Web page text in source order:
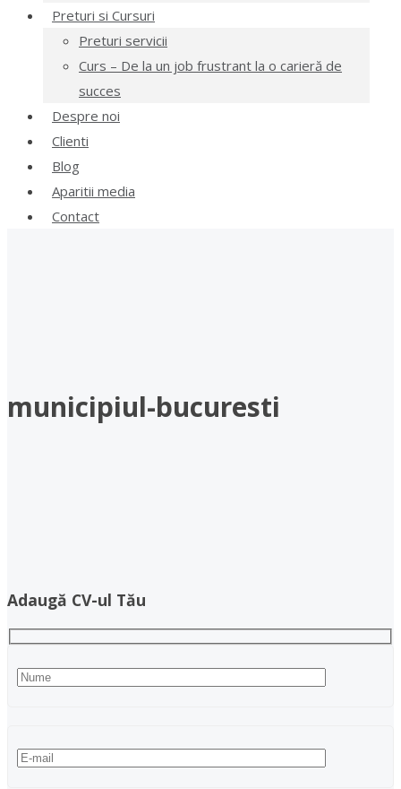
Preturi si Cursuri
Preturi servicii
Curs – De la un job frustrant la o carieră de
succes
Despre noi
Clienti
Blog
Aparitii media
Contact
municipiul-bucuresti
Adaugă CV-ul Tău